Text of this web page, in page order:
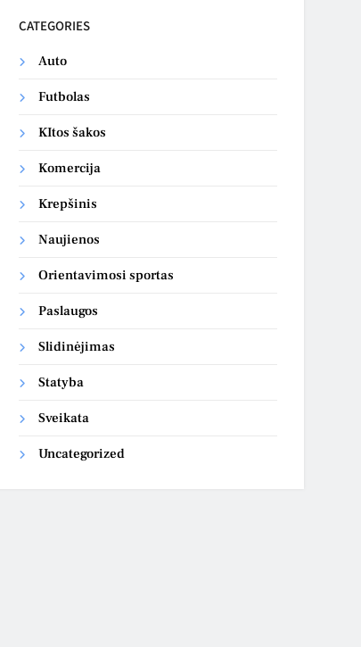
CATEGORIES
Auto
Futbolas
KItos šakos
Komercija
Krepšinis
Naujienos
Orientavimosi sportas
Paslaugos
Slidinėjimas
Statyba
Sveikata
Uncategorized